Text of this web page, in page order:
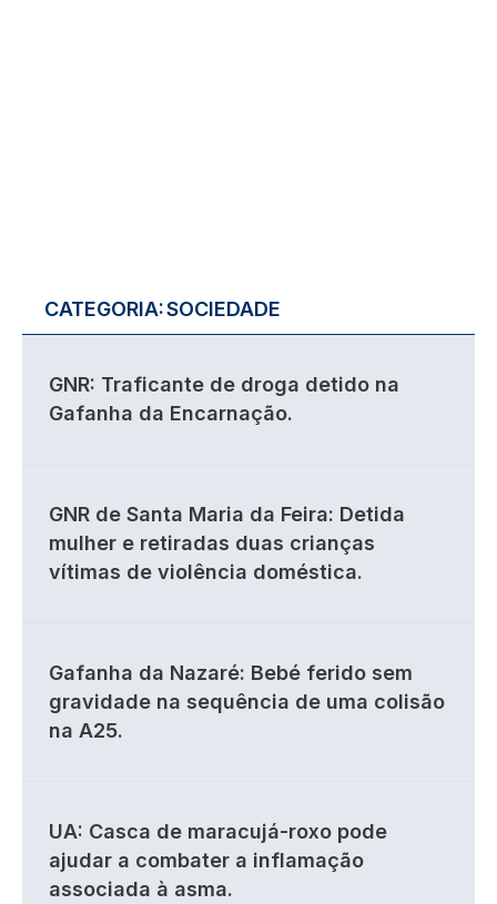
CATEGORIA:SOCIEDADE
GNR: Traficante de droga detido na
Gafanha da Encarnação.
GNR de Santa Maria da Feira: Detida
mulher e retiradas duas crianças
vítimas de violência doméstica.
Gafanha da Nazaré: Bebé ferido sem
gravidade na sequência de uma colisão
na A25.
UA: Casca de maracujá-roxo pode
ajudar a combater a inflamação
associada à asma.